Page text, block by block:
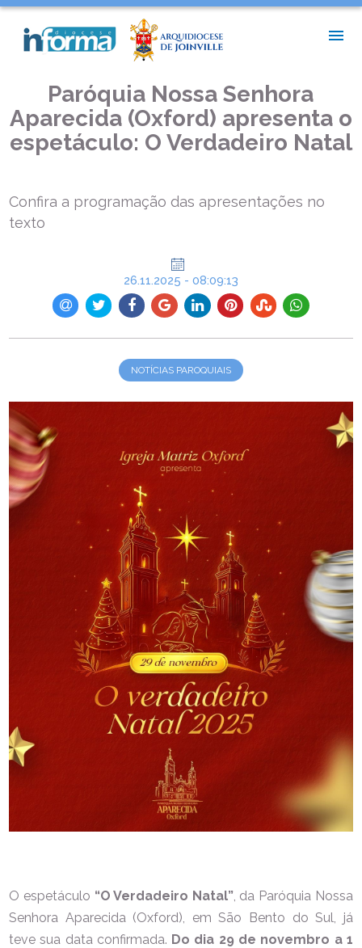
PARÓQUIA NOSSA SENHORA APARECIDA (OXFORD) APRESENTA
O ESPETÁCULO: O VERDADEIRO NATAL
Paróquia Nossa Senhora
Aparecida (Oxford) apresenta o
espetáculo: O Verdadeiro Natal
Confira a programação das apresentações no
texto
26.11.2025 - 08:09:13
NOTÍCIAS PAROQUIAIS
O espetáculo “O Verdadeiro Natal”, da Paróquia Nossa
Senhora Aparecida (Oxford), em São Bento do Sul, já
teve sua data confirmada. Do dia 29 de novembro a 1